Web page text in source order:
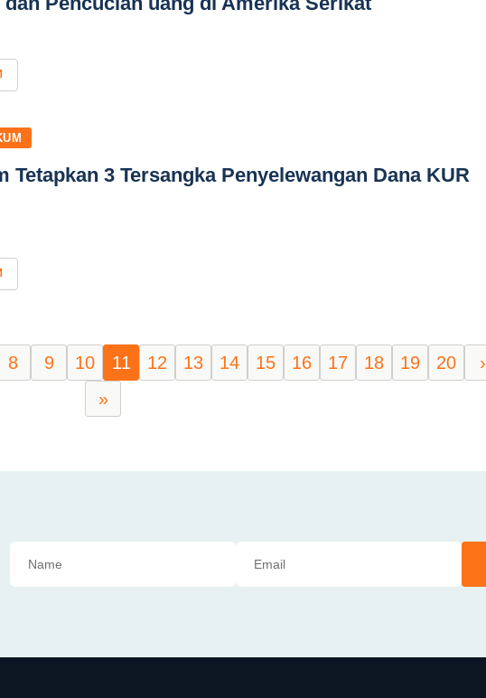
Tetapkan 3 Tersangka Penyelewangan Dana KUR
8 9 10 11 12 13 14 15 16 17 18 19 20
›
»